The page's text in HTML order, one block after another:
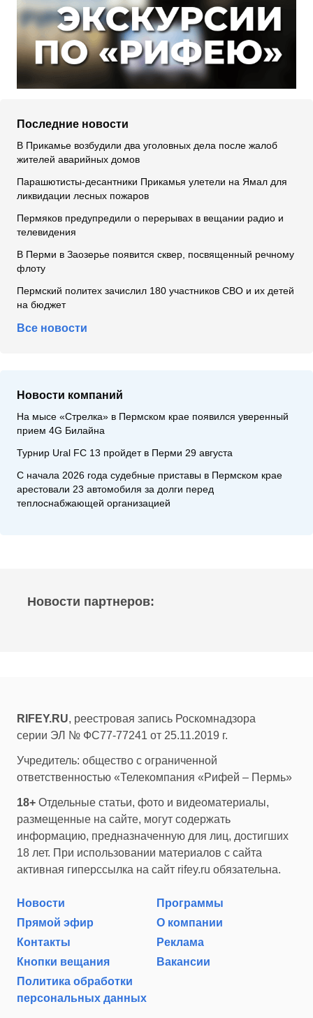
Последние новости
В Прикамье возбудили два уголовных дела после жалоб
жителей аварийных домов
Парашютисты-десантники Прикамья улетели на Ямал для
ликвидации лесных пожаров
Пермяков предупредили о перерывах в вещании радио и
телевидения
В Перми в Заозерье появится сквер, посвященный речному
флоту
Пермский политех зачислил 180 участников СВО и их детей
на бюджет
Все новости
Новости компаний
На мысе «Стрелка» в Пермском крае появился уверенный
прием 4G Билайна
Турнир Ural FC 13 пройдет в Перми 29 августа
С начала 2026 года судебные приставы в Пермском крае
арестовали 23 автомобиля за долги перед
теплоснабжающей организацией
Новости партнеров:
RIFEY.RU, реестровая запись Роскомнадзора
серии ЭЛ № ФС77-77241 от 25.11.2019 г.
Учредитель: общество с ограниченной
ответственностью «Телекомпания «Рифей – Пермь»
18+ Отдельные статьи, фото и видеоматериалы,
размещенные на сайте, могут содержать
информацию, предназначенную для лиц, достигших
18 лет. При использовании материалов с сайта
активная гиперссылка на сайт rifey.ru обязательна.
Новости
Программы
Прямой эфир
О компании
Контакты
Реклама
Кнопки вещания
Вакансии
Политика обработки
персональных данных